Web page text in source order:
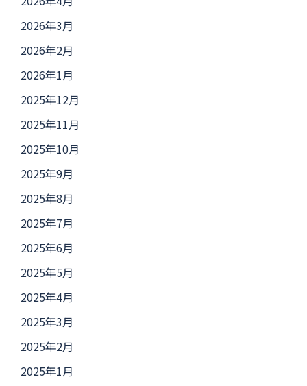
2026年3月
2026年2月
2026年1月
2025年12月
2025年11月
2025年10月
2025年9月
2025年8月
2025年7月
2025年6月
2025年5月
2025年4月
2025年3月
2025年2月
2025年1月